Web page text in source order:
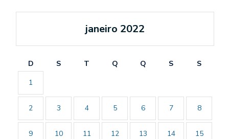
janeiro 2022
D S T Q Q S
S
1
2 3 4 5 6 7 8
9 10 11 12 13 14 15